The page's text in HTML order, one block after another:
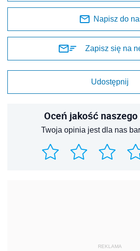
Napisz do
Zapisz się na
Udostępnij
Oceń jakość naszego
Twoja opinia jest dla nas
REKLAMA